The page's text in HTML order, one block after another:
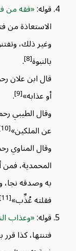
قوله: فقه من فتنة
الاستعاذة من
وغير ذلك،
بالنبوة[8]
.
قال ابن علان
أو عذابه»[9]
.
وقال الطيبي رحمه
عن الملكين»[10]
.
وقال المناوي
المحمدية، فمن
به وصدقه نجا،
فقلته عُذِّب»
.
قوله: وعذاب النار
فتنتها، كذا قرر